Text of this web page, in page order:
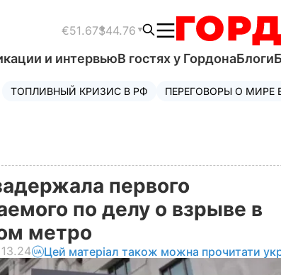
€51.67$44.76
и интервьюВ гостях у ГордонаБлоги
ТОПЛИВНЫЙ КРИЗИС В РФ ПЕРЕГОВОРЫ О МИРЕ
первого
по делу о взрыве в
метро
Цей матеріал також можна прочитати